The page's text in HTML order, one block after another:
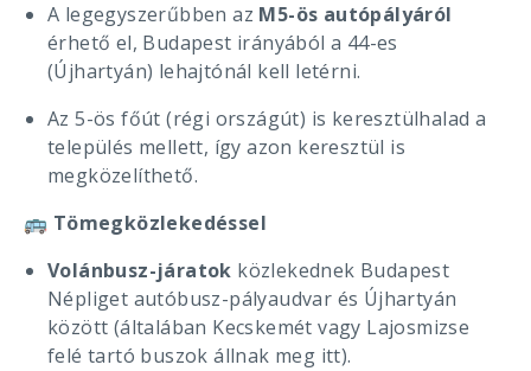
A legegyszerűbben az M5-ös autópályáról
érhető el, Budapest irányából a 44-es
(Újhartyán) lehajtónál kell letérni.
Az 5-ös főút (régi országút) is keresztülhalad a
település mellett, így azon keresztül is
megközelíthető.
🚌 Tömegközlekedéssel
Volánbusz-járatok közlekednek Budapest
Népliget autóbusz-pályaudvar és Újhartyán
között (általában Kecskemét vagy Lajosmizse
felé tartó buszok állnak meg itt).